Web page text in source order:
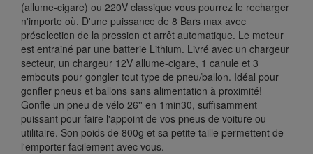
(allume-cigare) ou 220V classique vous pourrez le recharger
n'importe où. D'une puissance de 8 Bars max avec
préselection de la pression et arrêt automatique. Le moteur
est entrainé par une batterie Lithium. Livré avec un chargeur
secteur, un chargeur 12V allume-cigare, 1 canule et 3
embouts pour gongler tout type de pneu/ballon. Idéal pour
gonfler pneus et ballons sans alimentation à proximité!
Gonfle un pneu de vélo 26'' en 1min30, suffisamment
puissant pour faire l'appoint de vos pneus de voiture ou
utilitaire. Son poids de 800g et sa petite taille permettent de
l'emporter facilement avec vous.